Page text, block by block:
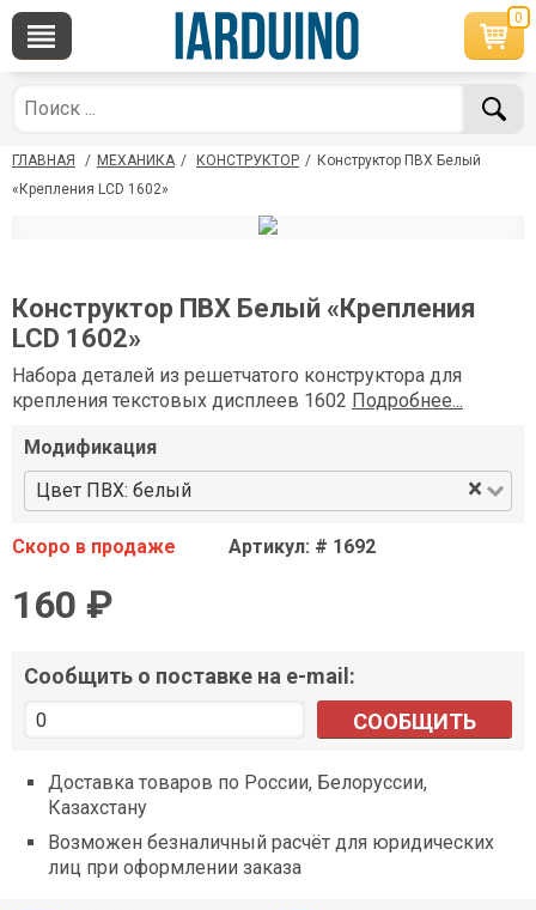
0
ГЛАВНАЯ / МЕХАНИКА / КОНСТРУКТОР / Конструктор ПВХ Белый
«Крепления LCD 1602»
Конструктор ПВХ Белый «Крепления
LCD 1602»
Набора деталей из решетчатого конструктора для
крепления текстовых дисплеев 1602 Подробнее...
Модификация
Цвет ПВХ: белый
×
Скоро в продаже Артикул: # 1692
160 ₽
Сообщить о поставке на e-mail:
СООБЩИТЬ
Доставка товаров по России, Белоруссии,
Казахстану
Возможен безналичный расчёт для юридических
лиц при оформлении заказа
×
По вопросам приобретения товара
*Доступно общение только текстовыми
сообщениями, звонки и аудио сообщения не
По техническим вопросам
Консультант
shop@iarduino.ru